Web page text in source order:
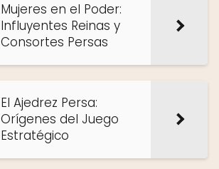
Mujeres en el Poder:
Influyentes Reinas y
Consortes Persas
El Ajedrez Persa:
Orígenes del Juego
Estratégico